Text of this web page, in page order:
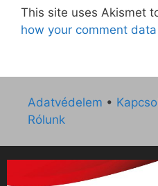
This site uses Akismet
how your comment
Adatvédelem •
Rólunk